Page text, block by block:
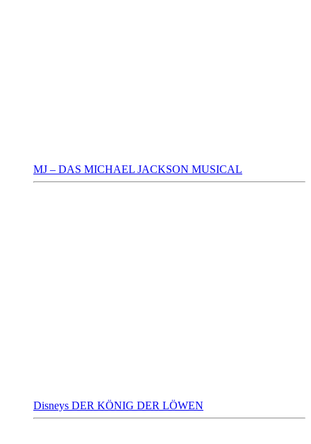
MJ – DAS MICHAEL JACKSON MUSICAL
Disneys DER KÖNIG DER LÖWEN